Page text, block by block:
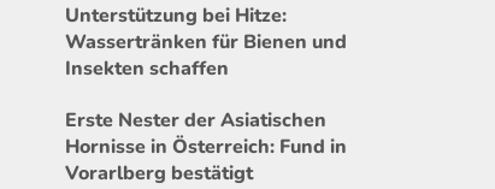
Unterstützung bei Hitze:
Wassertränken für Bienen und
Insekten schaffen
Erste Nester der Asiatischen
Hornisse in Österreich: Fund in
Vorarlberg bestätigt